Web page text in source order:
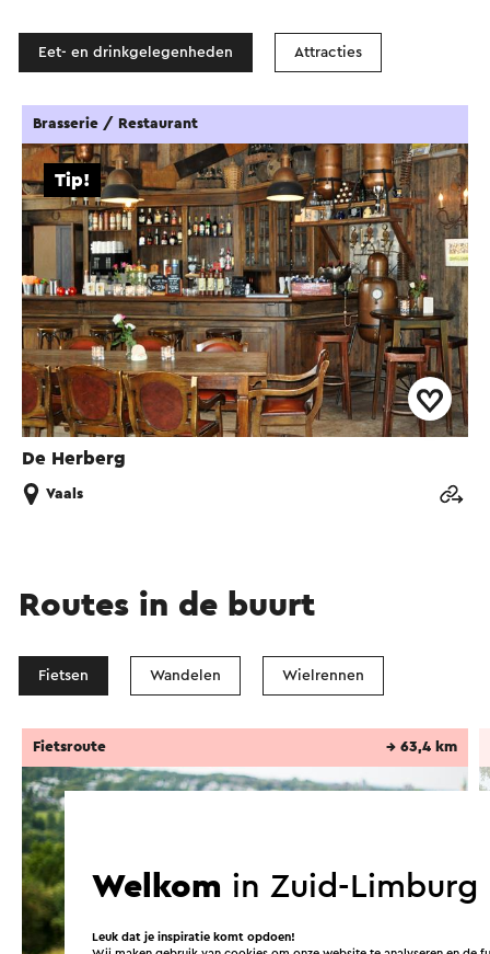
Eet- en drinkgelegenheden Attracties
De Herberg
Tip!
Brasserie / Restaurant
Vaals
Routes in de buurt
Fietsen Wandelen Wielrennen
Fietsroute → 63,4 km
Welkom in Zuid-Limburg
Leuk dat je inspiratie komt opdoen!